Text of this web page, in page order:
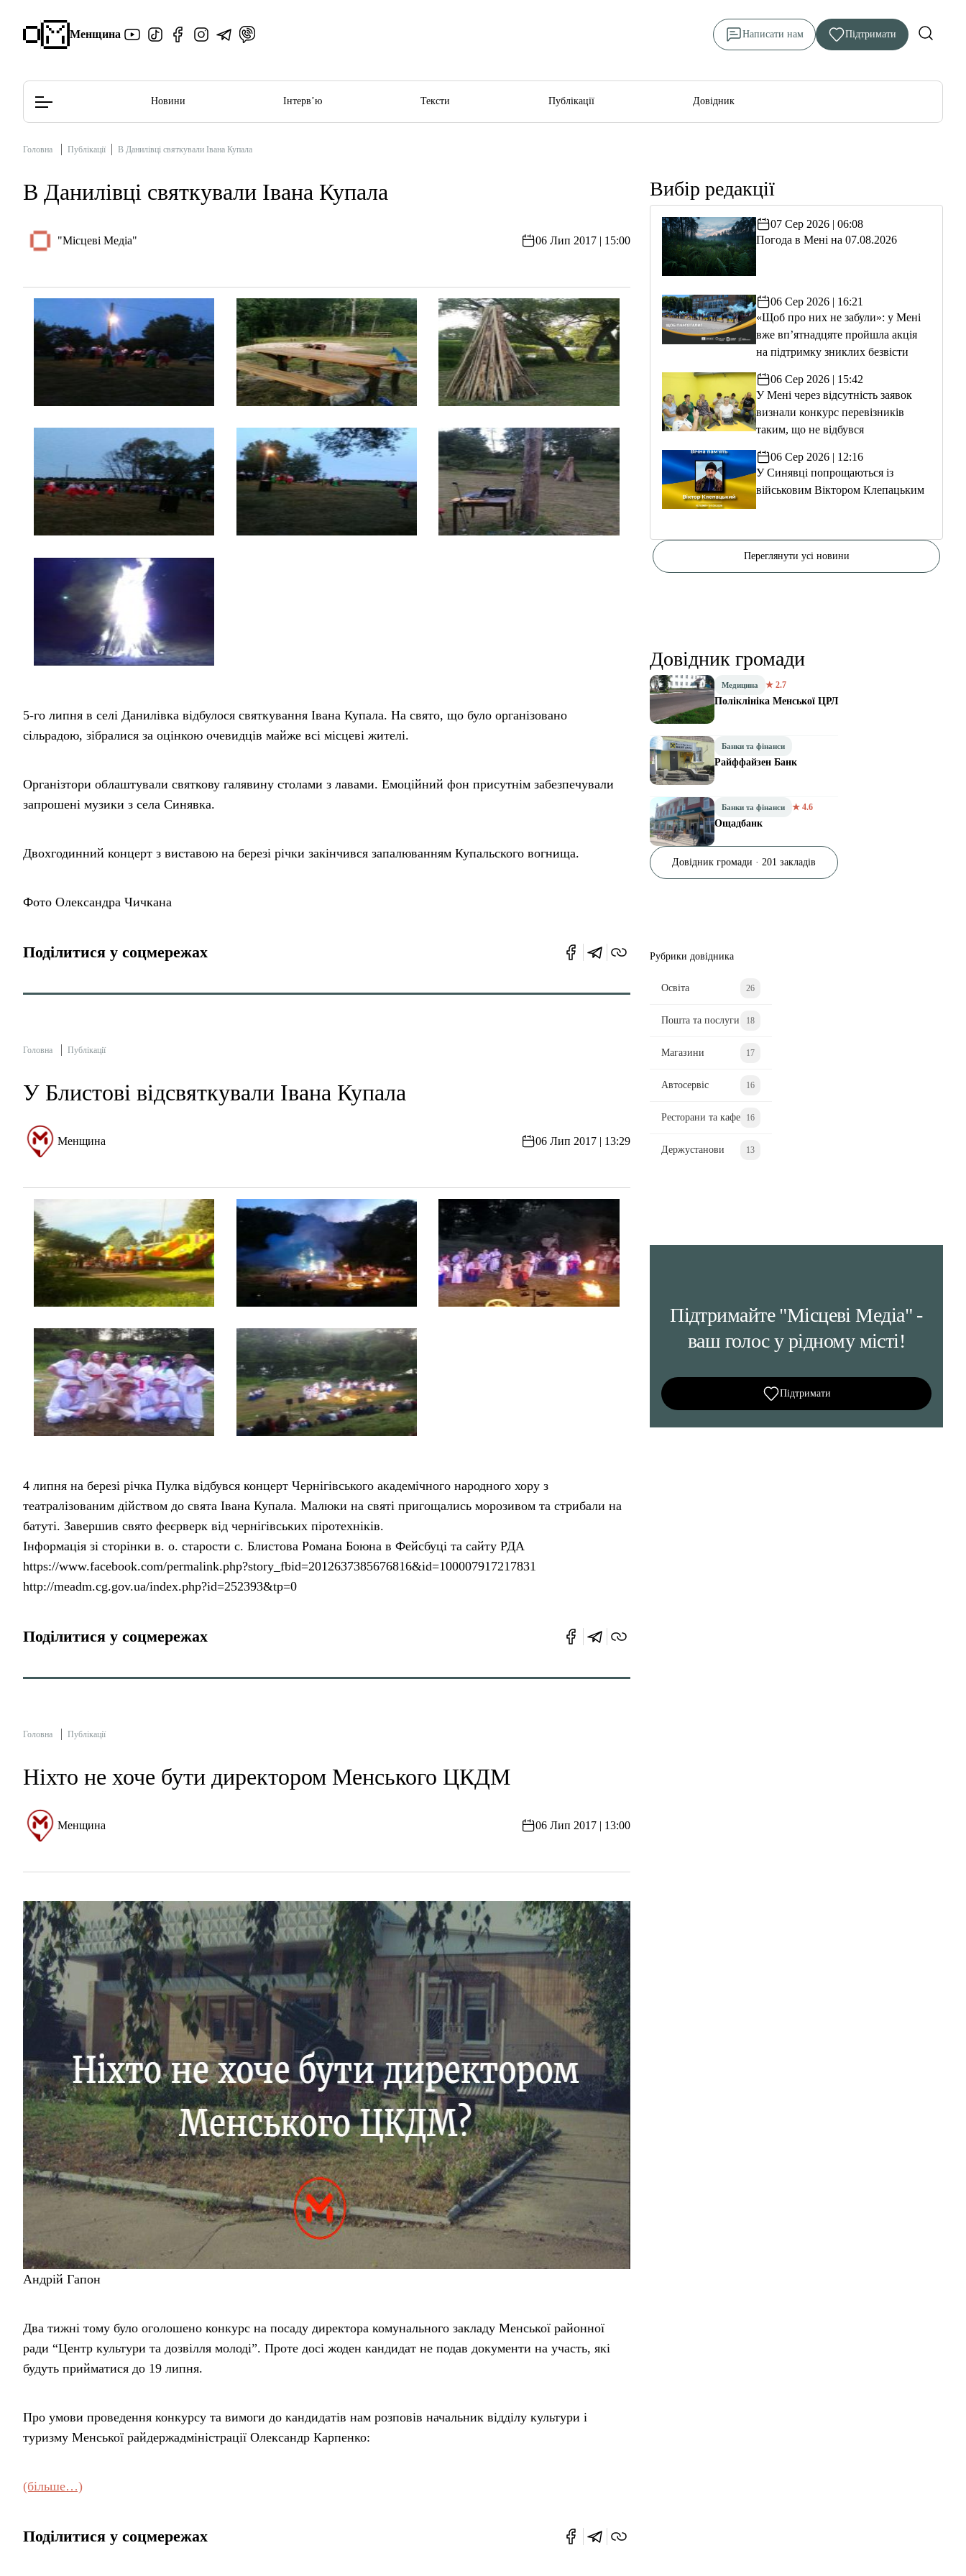
Менщина Написати нам Підтримати
Редакційна політика
Новини Інтерв’ю Тексти Публікації Довідник
Головна Публікації В Данилівці святкували Івана Купала
В Данилівці святкували Івана Купала
"Місцеві Медіа" 06 Лип 2017 | 15:00
5-го липня в селі Данилівка відбулося святкування Івана Купала. На свято, що було організовано
сільрадою, зібралися за оцінкою очевидців майже всі місцеві жителі.
Організтори облаштували святкову галявину столами з лавами. Емоційний фон присутнім забезпечували
запрошені музики з села Синявка.
Двохгодинний концерт з виставою на березі річки закінчився запалюванням Купальского вогнища.
Фото Олександра Чичкана
Поділитися у соцмережах
Головна Публікації
У Блистові відсвяткували Івана Купала
Менщина 06 Лип 2017 | 13:29
4 липня на березі річка Пулка відбувся концерт Чернігівського академічного народного хору з
театралізованим дійством до свята Івана Купала. Малюки на святі пригощались морозивом та стрибали на
батуті. Завершив свято феєрверк від чернігівських піротехніків.
Інформація зі сторінки в. о. старости с. Блистова Романа Боюна в Фейсбуці та сайту РДА
https://www.facebook.com/permalink.php?story_fbid=2012637385676816&id=100007917217831
http://meadm.cg.gov.ua/index.php?id=252393&tp=0
Поділитися у соцмережах
Головна Публікації
Ніхто не хоче бути директором Менського ЦКДМ
Менщина 06 Лип 2017 | 13:00
Андрій Гапон
Два тижні тому було оголошено конкурс на посаду директора комунального закладу Менської районної
ради “Центр культури та дозвілля молоді”. Проте досі жоден кандидат не подав документи на участь, які
будуть прийматися до 19 липня.
Про умови проведення конкурсу та вимоги до кандидатів нам розповів начальник відділу культури і
туризму Менської райдержадміністрації Олександр Карпенко:
(більше…)
Поділитися у соцмережах
Вибір редакції
07 Сер 2026 | 06:08
Погода в Мені на 07.08.2026
06 Сер 2026 | 16:21
«Щоб про них не забули»: у Мені
вже вп’ятнадцяте пройшла акція
на підтримку зниклих безвісти
06 Сер 2026 | 15:42
У Мені через відсутність заявок
визнали конкурс перевізників
таким, що не відбувся
06 Сер 2026 | 12:16
У Синявці попрощаються із
військовим Віктором Клепацьким
Переглянути усі новини
Довідник громади
Медицина ★ 2.7
Поліклініка Менської ЦРЛ
Банки та фінанси
Райффайзен Банк
Банки та фінанси ★ 4.6
Ощадбанк
Довідник громади · 201 закладів
Рубрики довідника
Освіта 26
Пошта та послуги 18
Магазини 17
Автосервіс 16
Ресторани та кафе 16
Держустанови 13
Підтримайте "Місцеві Медіа" -
ваш голос у рідному місті!
Підтримати